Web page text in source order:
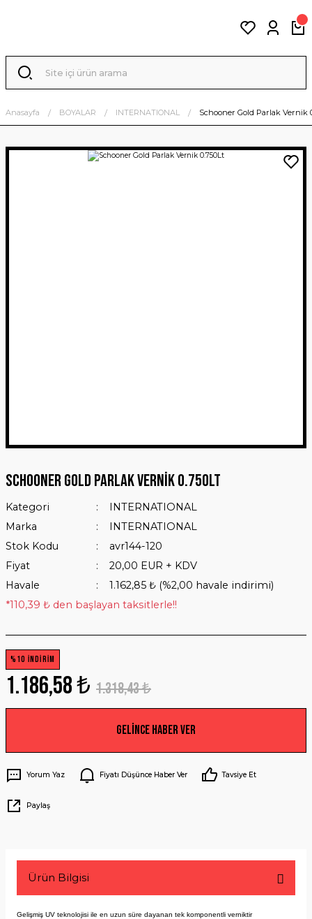
Anasayfa BOYALAR INTERNATIONAL Schooner Gold Parlak Vernik
Schooner Gold Parlak Vernik 0.750Lt
Kategori
INTERNATIONAL
Marka
INTERNATIONAL
Stok Kodu
avr144-120
Fiyat
20,00 EUR + KDV
Havale
1.162,85 ₺ (%2,00 havale indirimi)
*110,39 ₺ den başlayan taksitlerle!!
%10 İNDİRİM
1.186,58 ₺ 1.318,43 ₺
Gelince Haber Ver
Yorum Yaz Fiyatı Düşünce Haber Ver Tavsiye Et
Paylaş
Ürün Bilgisi
Gelişmiş UV teknolojisi ile en uzun süre dayanan tek komponentli verniktir